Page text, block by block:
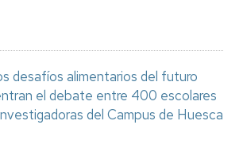
desafíos alimentarios del futuro
el debate entre 400 escolares
del Campus de Huesca